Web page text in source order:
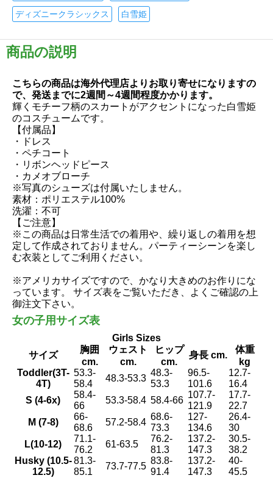
ディズニークラシックス 白雪姫
商品の説明
こちらの商品は海外代理店よりお取り寄せになりますの
で、発送までに2週間～4週間程度かかります。
輝くモチーフ柄のスカートがアクセントになった白雪姫
のコスチュームです。
【付属品】
・ドレス
・ペチコート
・リボンヘッドピース
・カメオブローチ
※写真のシューズは付属いたしません。
素材：ポリエステル100%
洗濯：不可
【ご注意】
※この商品は日常生活での着用や、繰り返しの着用を想
定して作成されておりません。パーティーシーンを楽し
む衣装としてご利用ください。
※アメリカサイズですので、かなり大きめのお作りにな
っています。 サイズ表をご覧いただき、よくご確認の上
御注文下さい。
女の子用サイズ表
Girls Sizes
サイズ
胸囲
cm.
ウェスト
cm.
ヒップ
cm.
身長 cm.
体重
kg
Toddler(3T-
4T)
53.3-
58.4
48.3-53.3
48.3-
53.3
96.5-
101.6
12.7-
16.4
S (4-6x)
58.4-
66
53.3-58.4 58.4-66
107.7-
121.9
17.7-
22.7
M (7-8)
66-
68.6
57.2-58.4
68.6-
73.3
127-
134.6
26.4-
30
L(10-12)
71.1-
76.2
61-63.5
76.2-
81.3
137.2-
147.3
30.5-
38.2
Husky (10.5-
12.5)
81.3-
85.1
73.7-77.5
83.8-
91.4
137.2-
147.3
40-
45.5